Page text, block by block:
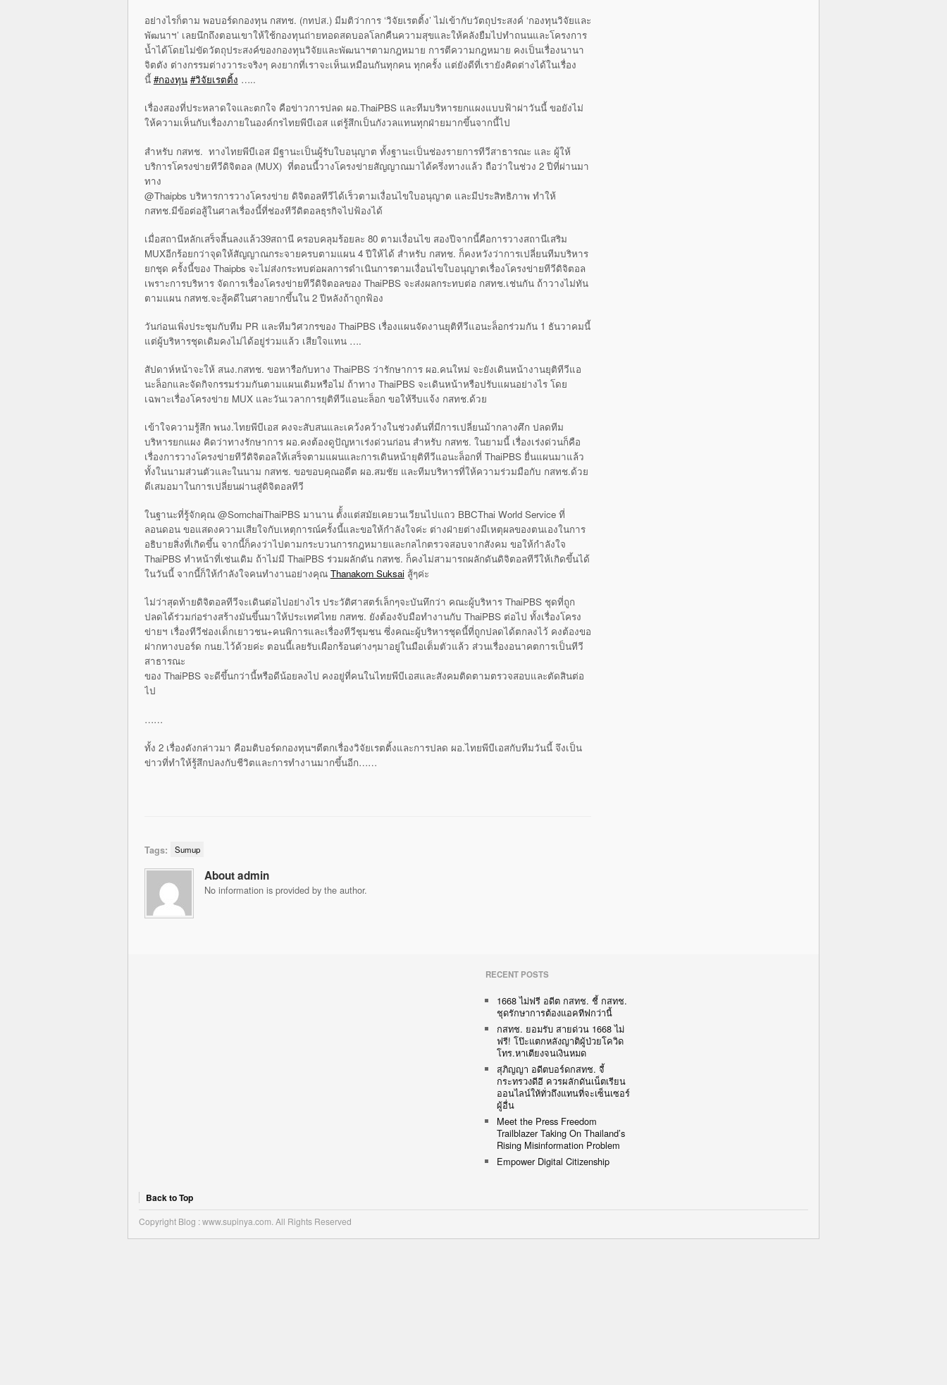
อย่างไรก็ตาม พอบอร์ดกองทุน กสทช. (กทปส.) มีมติว่าการ ‘วิจัยเรตติ้ง’ ไม่เข้ากับวัตถุประสงค์ ‘กองทุนวิจัยและ
พัฒนาฯ’ เลยนึกถึงตอนเขาให้ใช้กองทุนถ่ายทอดสดบอลโลกคืนความสุขและให้คลังยืมไปทำถนนและโครงการ
น้ำได้โดยไม่ขัดวัตถุประสงค์ของกองทุนวิจัยและพัฒนาฯตามกฎหมาย การตีความกฎหมาย คงเป็นเรื่องนานา
จิตตัง ต่างกรรมต่างวาระจริงๆ คงยากที่เราจะเห็นเหมือนกันทุกคน ทุกครั้ง แต่ยังดีที่เรายังคิดต่างได้ในเรื่อง
นี้ ‪#‎กองทุน ‪#‎วิจัยเรตติ้ง …..
เรื่องสองที่ประหลาดใจและตกใจ คือข่าวการปลด ผอ.ThaiPBS และทีมบริหารยกแผงแบบฟ้าผ่าวันนี้ ขอยังไม่
ให้ความเห็นกับเรื่องภายในองค์กรไทยพีบีเอส แต่รู้สึกเป็นกังวลแทนทุกฝ่ายมากขึ้นจากนี้ไป
สำหรับ กสทช. ทางไทยพีบีเอส มีฐานะเป็นผู้รับใบอนุญาต ทั้งฐานะเป็นช่องรายการทีวีสาธารณะ และ ผู้ให้
บริการโครงข่ายทีวีดิจิตอล (MUX) ที่ตอนนี้วางโครงข่ายสัญญาณมาได้ครึ่งทางแล้ว ถือว่าในช่วง 2 ปีที่ผ่านมา
ทาง
@Thaipbs บริหารการวางโครงข่าย ดิจิตอลทีวีได้เร็วตามเงื่อนไขใบอนุญาต และมีประสิทธิภาพ ทำให้
กสทช.มีข้อต่อสู้ในศาลเรื่องนี้ที่ช่องทีวีดิตอลธุรกิจไปฟ้องได้
เมื่อสถานีหลักเสร็จสิ้นลงแล้ว39สถานี ครอบคลุมร้อยละ 80 ตามเงื่อนไข สองปีจากนี้คือการวางสถานีเสริม
MUXอีกร้อยกว่าจุดให้สัญญาณกระจายครบตามแผน 4 ปีให้ได้ สำหรับ กสทช. ก็คงหวังว่าการเปลี่ยนทีมบริหาร
ยกชุด ครั้งนี้ของ Thaipbs จะไม่ส่งกระทบต่อผลการดำเนินการตามเงื่อนไขใบอนุญาตเรื่องโครงข่ายทีวีดิจิตอล
เพราะการบริหาร จัดการเรื่องโครงข่ายทีวีดิจิตอลของ ThaiPBS จะส่งผลกระทบต่อ กสทช.เช่นกัน ถ้าวางไม่ทัน
ตามแผน กสทช.จะสู้คดีในศาลยากขึ้นใน 2 ปีหลังถ้าถูกฟ้อง
วันก่อนเพิ่งประชุมกับทีม PR และทีมวิศวกรของ ThaiPBS เรื่องแผนจัดงานยุติทีวีแอนะล็อกร่วมกัน 1 ธันวาคมนี้
แต่ผู้บริหารชุดเดิมคงไม่ได้อยู่ร่วมแล้ว เสียใจแทน ….
สัปดาห์หน้าจะให้ สนง.กสทช. ขอหารือกับทาง ThaiPBS ว่ารักษาการ ผอ.คนใหม่ จะยังเดินหน้างานยุติทีวีแอ
นะล็อกและจัดกิจกรรมร่วมกันตามแผนเดิมหรือไม่ ถ้าทาง ThaiPBS จะเดินหน้าหรือปรับแผนอย่างไร โดย
เฉพาะเรื่องโครงข่าย MUX และวันเวลาการยุติทีวีแอนะล็อก ขอให้รีบแจ้ง กสทช.ด้วย
เข้าใจความรู้สึก พนง.ไทยพีบีเอส คงจะสับสนและเคว้งคว้างในช่วงต้นที่มีการเปลี่ยนม้ากลางศึก ปลดทีม
บริหารยกแผง คิดว่าทางรักษาการ ผอ.คงต้องดูปัญหาเร่งด่วนก่อน สำหรับ กสทช. ในยามนี้ เรื่องเร่งด่วนก็คือ
เรื่องการวางโครงข่ายทีวีดิจิตอลให้เสร็จตามแผนและการเดินหน้ายุติทีวีแอนะล็อกที่ ThaiPBS ยื่นแผนมาแล้ว
ทั้งในนามส่วนตัวและในนาม กสทช. ขอขอบคุณอดีต ผอ.สมชัย และทีมบริหารที่ให้ความร่วมมือกับ กสทช.ด้วย
ดีเสมอมาในการเปลี่ยนผ่านสู่ดิจิตอลทีวี
ในฐานะที่รู้จักคุณ @SomchaiThaiPBS มานาน ตัั้งแต่สมัยเคยวนเวียนไปแถว BBCThai World Service ที่
ลอนดอน ขอแสดงความเสียใจกับเหตุการณ์ครั้งนี้และขอให้กำลังใจค่ะ ต่างฝ่ายต่างมีเหตุผลของตนเองในการ
อธิบายสิ่งที่เกิดขึ้น จากนี้ก็คงว่าไปตามกระบวนการกฎหมายและกลไกตรวจสอบจากสังคม ขอให้กำลังใจ
ThaiPBS ทำหน้าที่เช่นเดิม ถ้าไม่มี ThaiPBS ร่วมผลักดัน กสทช. ก็คงไม่สามารถผลักดันดิจิตอลทีวีให้เกิดขึ้นได้
ในวันนี้ จากนี้ก็ให้กำลังใจคนทำงานอย่างคุณ Thanakorn Suksaiสู้ๆค่ะ
ไม่ว่าสุดท้ายดิจิตอลทีวีจะเดินต่อไปอย่างไร ประวัติศาสตร์เล็กๆจะบันทึกว่า คณะผู้บริหาร ThaiPBS ชุดที่ถูก
ปลดได้ร่วมก่อร่างสร้างมันขึ้นมาให้ประเทศไทย กสทช. ยังต้องจับมือทำงานกับ ThaiPBS ต่อไป ทั้งเรื่องโครง
ข่ายฯ เรื่องทีวีช่องเด็กเยาวชน+คนพิการและเรื่องทีวีชุมชน ซึ่งคณะผู้บริหารชุดนี้ที่ถูกปลดได้ตกลงไว้ คงต้องขอ
ฝากทางบอร์ด กนย.ไว้ด้วยค่ะ ตอนนี้เลยรับเผือกร้อนต่างๆมาอยู่ในมือเต็มตัวแล้ว ส่วนเรื่องอนาคตการเป็นทีวี
สาธารณะ
ของ ThaiPBS จะดีขึ้นกว่านี้หรือดีน้อยลงไป คงอยู่ที่คนในไทยพีบีเอสและสังคมติดตามตรวจสอบและตัดสินต่อ
ไป
……
ทั้ง 2 เรื่องดังกล่าวมา คือมติบอร์ดกองทุนฯตีตกเรื่องวิจัยเรตติ้งและการปลด ผอ.ไทยพีบีเอสกับทีมวันนี้ จึงเป็น
ข่าวที่ทำให้รู้สึกปลงกับชีวิตและการทำงานมากขึ้นอีก……
Tags: Sumup
About admin
No information is provided by the author.
RECENT POSTS
1668 ไม่ฟรี อดีต กสทช. ชี้ กสทช.
ชุดรักษาการต้องแอคทีฟกว่านี้
กสทช. ยอมรับ สายด่วน 1668 ไม่
ฟรี! โป๊ะแตกหลังญาติผู้ป่วยโควิด
โทร.หาเตียงจนเงินหมด
สุภิญญา อดีตบอร์ดกสทช. จี้
กระทรวงดีอี ควรผลักดันเน็ตเรียน
ออนไลน์ให้ทั่วถึงแทนที่จะเซ็นเซอร์
ผู้อื่น
Meet the Press Freedom
Trailblazer Taking On Thailand’s
Rising Misinformation Problem
Empower Digital Citizenship
Back to Top
Copyright Blog : www.supinya.com. All Rights Reserved